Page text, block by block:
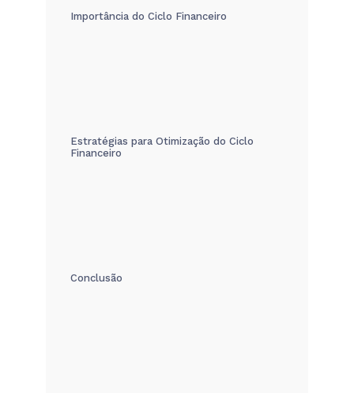
Importância do Ciclo Financeiro
Estratégias para Otimização do Ciclo
Financeiro
Conclusão